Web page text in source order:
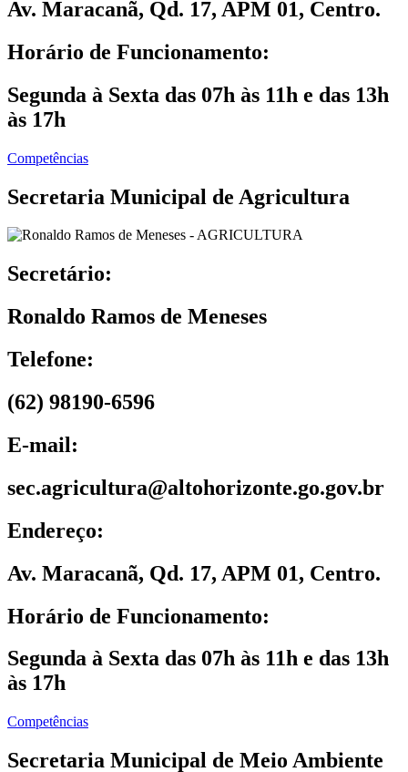
Av. Maracanã, Qd. 17, APM 01, Centro.
Horário de Funcionamento:
Segunda à Sexta das 07h às 11h e das 13h
às 17h
Competências
Secretaria Municipal de Agricultura
Secretário:
Ronaldo Ramos de Meneses
Telefone:
(62) 98190-6596
E-mail:
sec.agricultura@altohorizonte.go.gov.br
Endereço:
Av. Maracanã, Qd. 17, APM 01, Centro.
Horário de Funcionamento:
Segunda à Sexta das 07h às 11h e das 13h
às 17h
Competências
Secretaria Municipal de Meio Ambiente